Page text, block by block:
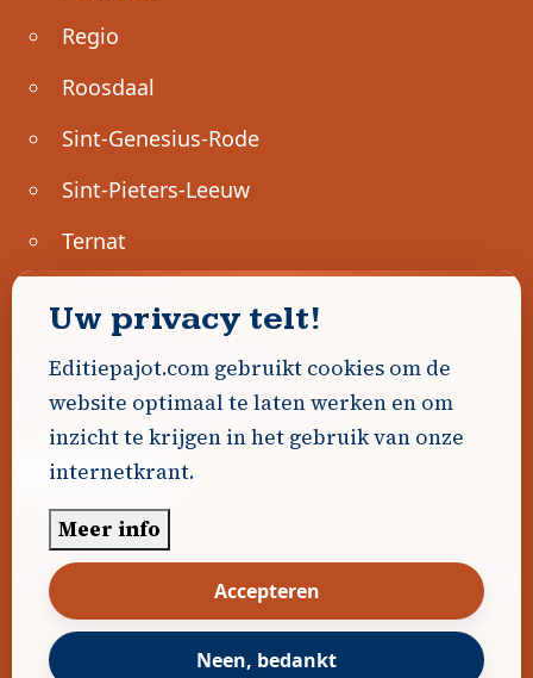
Regio
Roosdaal
Sint-Genesius-Rode
Sint-Pieters-Leeuw
Ternat
Geen advertenties gevonden.
Uw advertentie hier? Contacteer ons!
Word Partner!
© 2026
Algemene voorwaarden
|Disclaimer Privacybeleid Cookiebeleid|
Gerealiseerd doorDavidHosse.net
Uw privacy telt!
Editiepajot.com gebruikt cookies om de
website optimaal te laten werken en om
inzicht te krijgen in het gebruik van onze
internetkrant.
Meer info
Accepteren
Neen, bedankt